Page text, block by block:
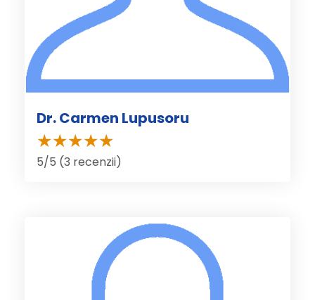
Dr. Carmen Lupusoru
5/5 (3 recenzii)